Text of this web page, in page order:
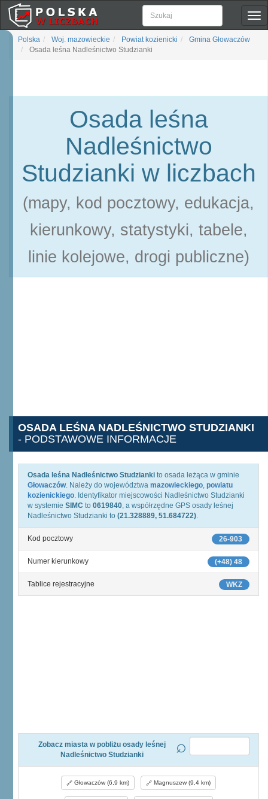
Polska Woj. mazowieckie Powiat kozienicki
Gmina Głowaczów
Osada leśna Nadleśnictwo Studzianki
Osada leśna
Nadleśnictwo
Studzianki w liczbach
(mapy, kod pocztowy, edukacja,
kierunkowy, statystyki, tabele,
linie kolejowe, drogi publiczne)
OSADA LEŚNA NADLEŚNICTWO STUDZIANKI
- PODSTAWOWE INFORMACJE
Osada leśna Nadleśnictwo Studzianki to osada leżąca w gminie
Głowaczów. Należy do województwa mazowieckiego, powiatu
kozienickiego. Identyfikator miejscowości Nadleśnictwo Studzianki
w systemie SIMC to 0619840, a współrzędne GPS osady leśnej
Nadleśnictwo Studzianki to (21.328889, 51.684722).
26-903
Kod pocztowy
(+48) 48
Numer kierunkowy
WKZ
Tablice rejestracyjne
Zobacz miasta w pobliżu osady leśnej
Nadleśnictwo Studzianki
Głowaczów (6,9 km) Magnuszew (9,4 km)